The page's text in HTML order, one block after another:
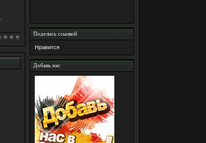
Поделись ссылкой
Нравится
Добавь нас